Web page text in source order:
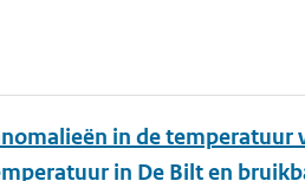
in de temperatuur
in De Bilt en